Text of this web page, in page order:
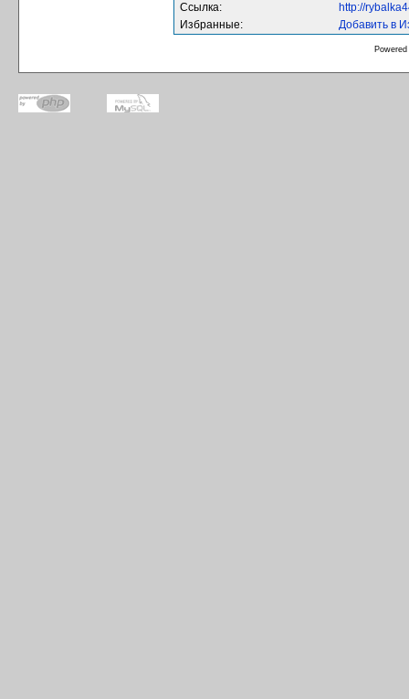
Ссылка:
http://
Избранные:
Добавить в